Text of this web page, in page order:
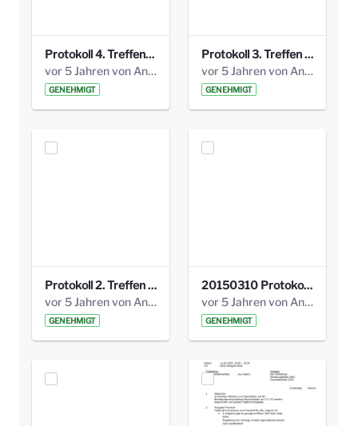
Protokoll 4. Treffen_20141113 AG Bismarckplatz.pdf
vor 5 Jahren von Anni Schlumberger
GENEHMIGT
Protokoll 3. Treffen 20141016 AG Bismarckplatz.pdf
vor 5 Jahren von Anni Schlumberger
GENEHMIGT
Protokoll 2. Treffen 20140315 AG Bismarckplatz.pdf
vor 5 Jahren von Anni Schlumberger
GENEHMIGT
20150310 Protokoll Bismarckplatz_UrbanG_02.pdf
vor 5 Jahren von Anni Schlumberger
GENEHMIGT